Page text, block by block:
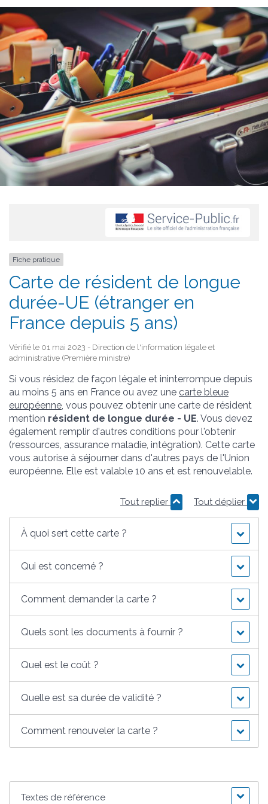
Fiche pratique
Carte de résident de longue
durée-UE (étranger en
France depuis 5 ans)
Vérifié le 01 mai 2023 - Direction de l'information légale et
administrative (Première ministre)
Si vous résidez de façon légale et ininterrompue depuis
au moins 5 ans en France ou avez une carte bleue
européenne, vous pouvez obtenir une carte de résident
mention résident de longue durée - UE. Vous devez
également remplir d'autres conditions pour l'obtenir
(ressources, assurance maladie, intégration). Cette carte
vous autorise à séjourner dans d'autres pays de l'Union
européenne. Elle est valable 10 ans et est renouvelable.
Tout replier Tout déplier
À quoi sert cette carte ?
Qui est concerné ?
Comment demander la carte ?
Quels sont les documents à fournir ?
Quel est le coût ?
Quelle est sa durée de validité ?
Comment renouveler la carte ?
Textes de référence